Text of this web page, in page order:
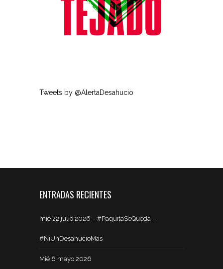
Tweets by @AlertaDesahucio
ENTRADAS RECIENTES
mié 22 julio 2026 – #PaquitaSeQueda –
#NiUnDesahucioMas
Mié 6 mayo 2026